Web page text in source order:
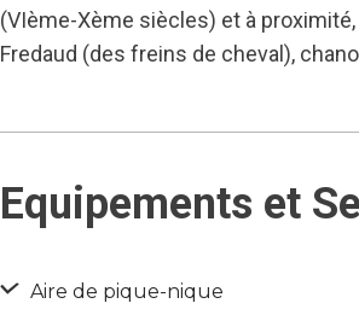
(VIème-Xème siècles) et à
Fredaud (des freins de cheval),
Equipements et
Aire de pique-nique